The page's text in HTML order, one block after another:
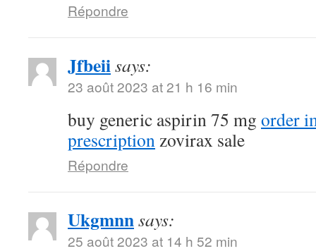
Répondre
Jfbeiisays:
23 août 2023 at 21 h 16 min
buy generic aspirin 75 mg order
prescriptionzovirax sale
Répondre
Ukgmnnsays:
25 août 2023 at 14 h 52 min